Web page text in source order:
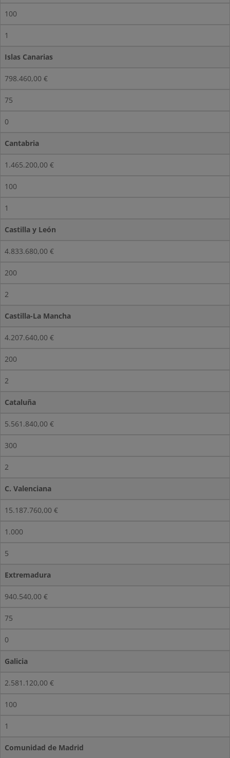
100
1
Islas Canarias
798.460,00 €
75
0
Cantabria
1.465.200,00 €
100
1
Castilla y León
4.833.680,00 €
200
2
Castilla-La Mancha
4.207.640,00 €
200
2
Cataluña
5.561.840,00 €
300
2
C. Valenciana
15.187.760,00 €
1.000
5
Extremadura
940.540,00 €
75
0
Galicia
2.581.120,00 €
100
1
Comunidad de Madrid